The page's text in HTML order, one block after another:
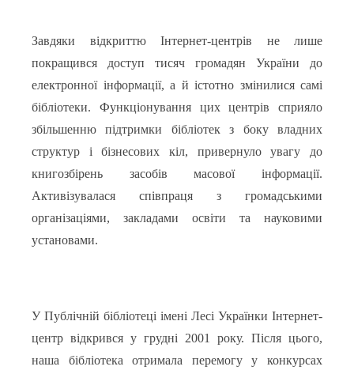
Завдяки відкриттю Інтернет-центрів не лише
покращився доступ тисяч громадян України до
електронної інформації, а й істотно змінилися самі
бібліотеки. Функціонування цих центрів сприяло
збільшенню підтримки бібліотек з боку владних
структур і бізнесових кіл, привернуло увагу до
книгозбірень засобів масової інформації.
Активізувалася співпраця з громадськими
організаціями, закладами освіти та науковими
установами.
У Публічній бібліотеці імені Лесі Українки Інтернет-
центр відкрився у грудні 2001 року. Після цього,
наша бібліотека отримала перемогу у конкурсах